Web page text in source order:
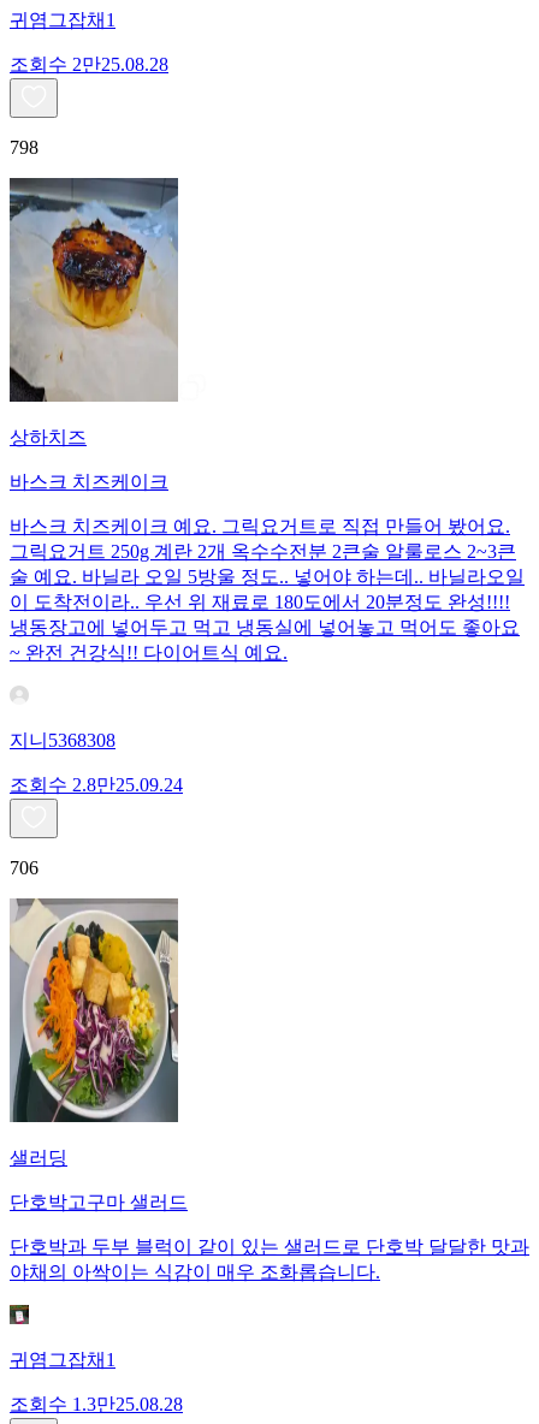
귀염그잡채1
조회수 2만25.08.28
798
상하치즈
바스크 치즈케이크
바스크 치즈케이크 예요. 그릭요거트로 직접 만들어 봤어요.
그릭요거트 250g 계란 2개 옥수수전분 2큰술 알룰로스 2~3큰
술 예요. 바닐라 오일 5방울 정도.. 넣어야 하는데.. 바닐라오일
이 도착전이라.. 우선 위 재료로 180도에서 20분정도 완성!!!!
냉동장고에 넣어두고 먹고 냉동실에 넣어놓고 먹어도 좋아요
~ 완전 건강식!! 다이어트식 예요.
지니5368308
조회수 2.8만25.09.24
706
샐러딩
단호박고구마 샐러드
단호박과 두부 블럭이 같이 있는 샐러드로 단호박 달달한 맛과
야채의 아싹이는 식감이 매우 조화롭습니다.
귀염그잡채1
조회수 1.3만25.08.28